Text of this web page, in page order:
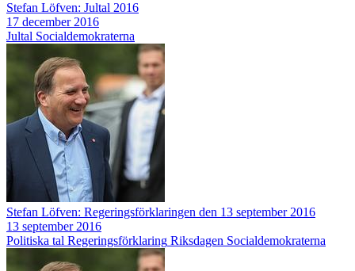
Stefan Löfven: Jultal 2016
17 december 2016
Jultal Socialdemokraterna
Stefan Löfven: Regeringsförklaringen den 13 september 2016
13 september 2016
Politiska tal Regeringsförklaring Riksdagen Socialdemokraterna